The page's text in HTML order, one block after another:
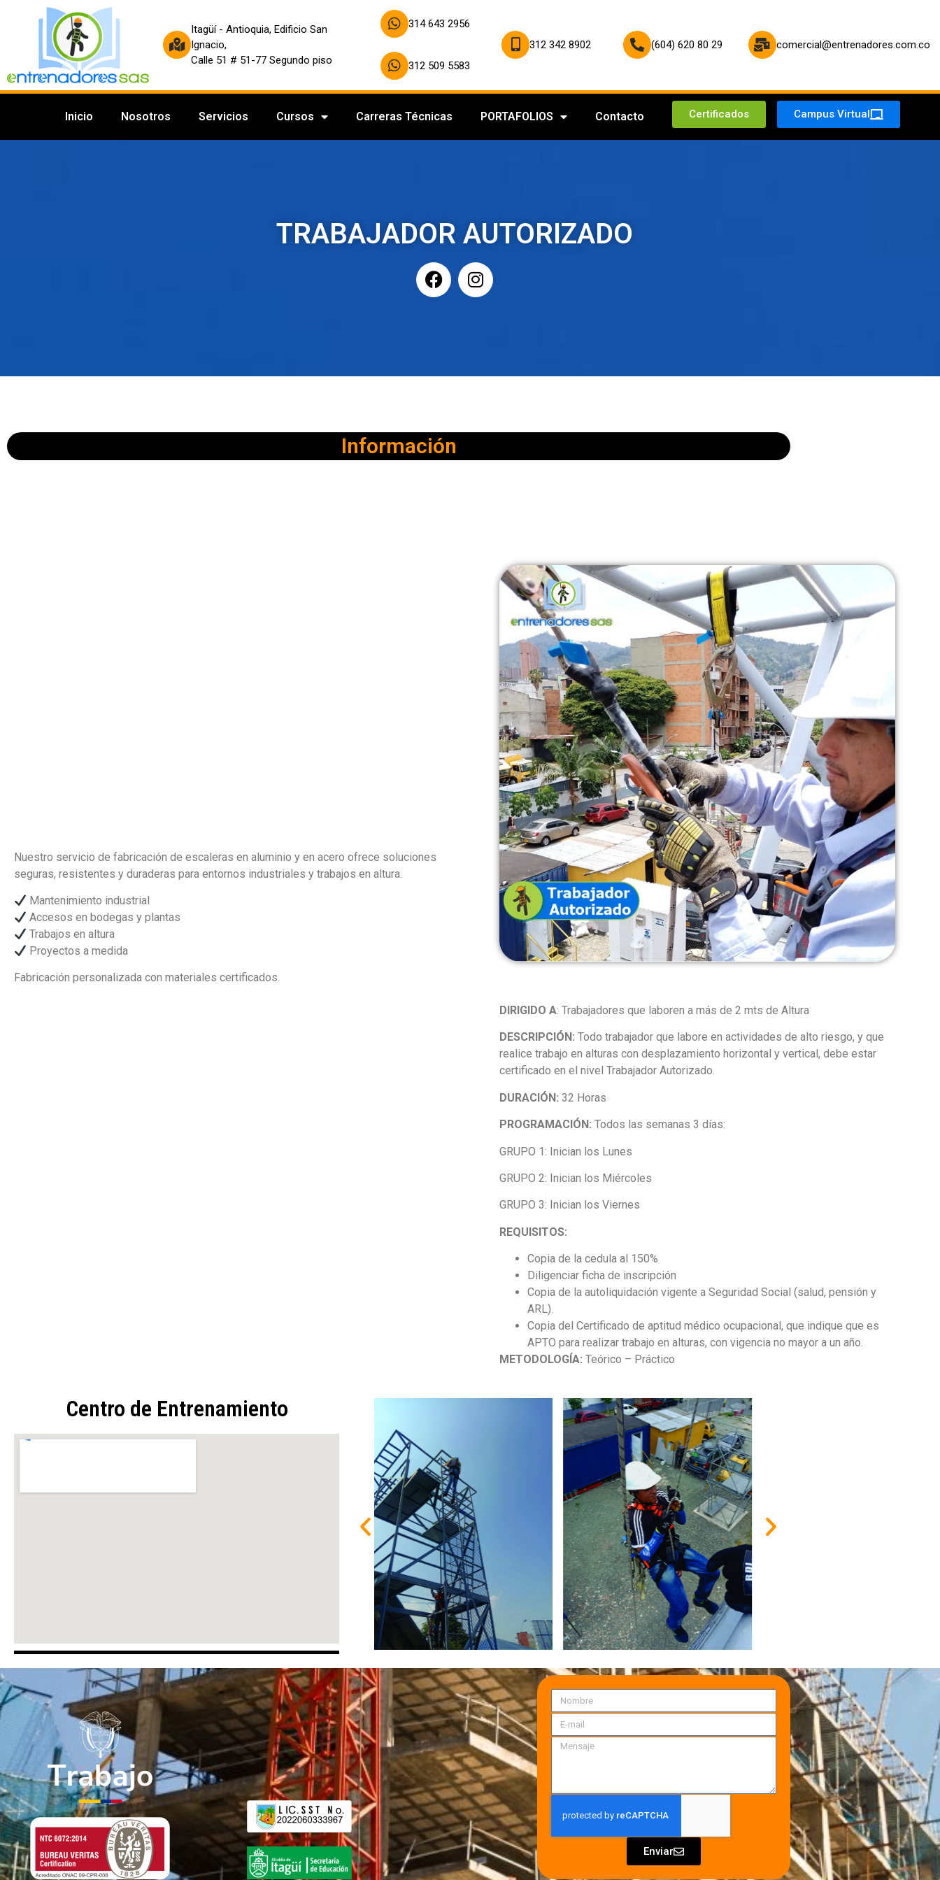
Itagüí - Antioquia, Edificio San
Ignacio,
Calle 51 # 51-77 Segundo piso
314 643 2956
312 509 5583
312 342 8902 (604) 620 80 29 comercial@entrenadores.com.co
Inicio Nosotros Servicios Cursos Carreras Técnicas PORTAFOLIOS Contacto Certificados Campus Virtual
TRABAJADOR AUTORIZADO
Información
Nuestro servicio de fabricación de escaleras en aluminio y en acero ofrece soluciones
seguras, resistentes y duraderas para entornos industriales y trabajos en altura.
Mantenimiento industrial
Accesos en bodegas y plantas
Trabajos en altura
Proyectos a medida
Fabricación personalizada con materiales certificados.
DIRIGIDO A: Trabajadores que laboren a más de 2 mts de Altura
DESCRIPCIÓN: Todo trabajador que labore en actividades de alto riesgo, y que
realice trabajo en alturas con desplazamiento horizontal y vertical, debe estar
certificado en el nivel Trabajador Autorizado.
DURACIÓN: 32 Horas
PROGRAMACIÓN: Todos las semanas 3 días:
GRUPO 1: Inician los Lunes
GRUPO 2: Inician los Miércoles
GRUPO 3: Inician los Viernes
REQUISITOS:
Copia de la cedula al 150%
Diligenciar ficha de inscripción
Copia de la autoliquidación vigente a Seguridad Social (salud, pensión y
ARL).
Copia del Certificado de aptitud médico ocupacional, que indique que es
APTO para realizar trabajo en alturas, con vigencia no mayor a un año.
METODOLOGÍA: Teórico – Práctico
Centro de Entrenamiento
Enviar